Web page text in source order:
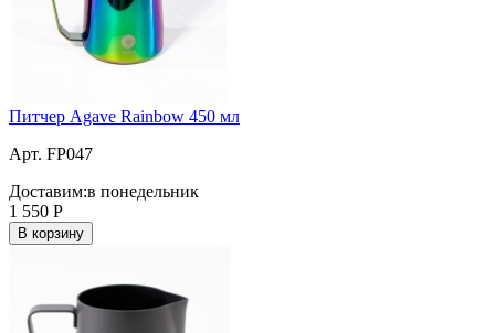
Питчер Agave Rainbow 450 мл
Арт. FP047
Доставим:в понедельник
1 550 Р
В корзину